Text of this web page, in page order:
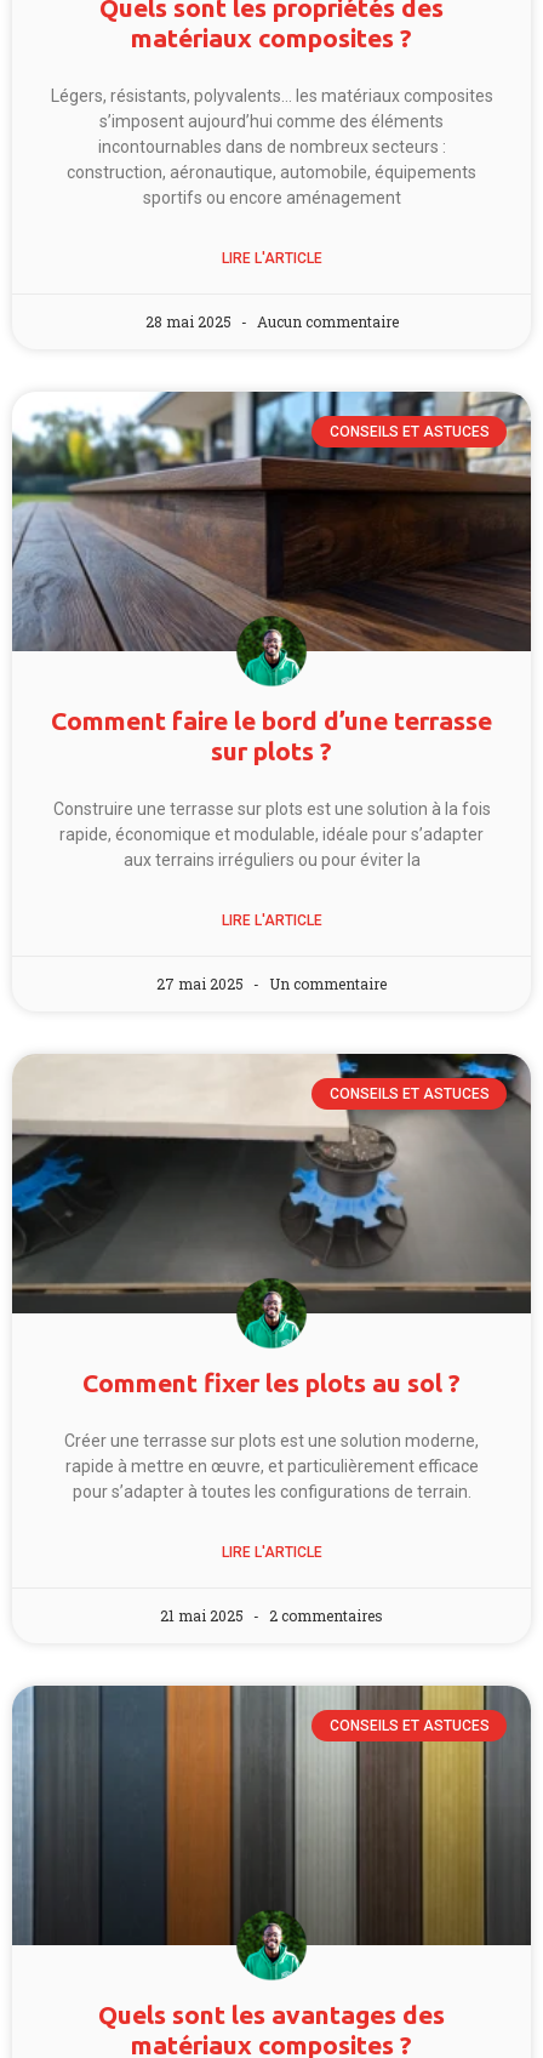
Quels sont les propriétés des
matériaux composites ?
Légers, résistants, polyvalents… les matériaux composites
s’imposent aujourd’hui comme des éléments
incontournables dans de nombreux secteurs :
construction, aéronautique, automobile, équipements
sportifs ou encore aménagement
LIRE L'ARTICLE
28 mai 2025 Aucun commentaire
CONSEILS ET ASTUCES
Comment faire le bord d’une terrasse
sur plots ?
Construire une terrasse sur plots est une solution à la fois
rapide, économique et modulable, idéale pour s’adapter
aux terrains irréguliers ou pour éviter la
LIRE L'ARTICLE
27 mai 2025 Un commentaire
CONSEILS ET ASTUCES
Comment fixer les plots au sol ?
Créer une terrasse sur plots est une solution moderne,
rapide à mettre en œuvre, et particulièrement efficace
pour s’adapter à toutes les configurations de terrain.
LIRE L'ARTICLE
21 mai 2025 2 commentaires
CONSEILS ET ASTUCES
Quels sont les avantages des
matériaux composites ?